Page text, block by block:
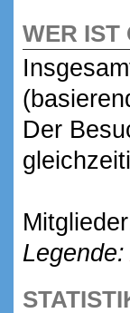
WER IST
Der
Legende: